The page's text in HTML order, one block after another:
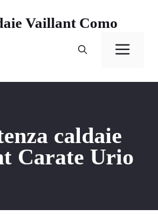
Vaillant Como
caldaie
Carate Urio